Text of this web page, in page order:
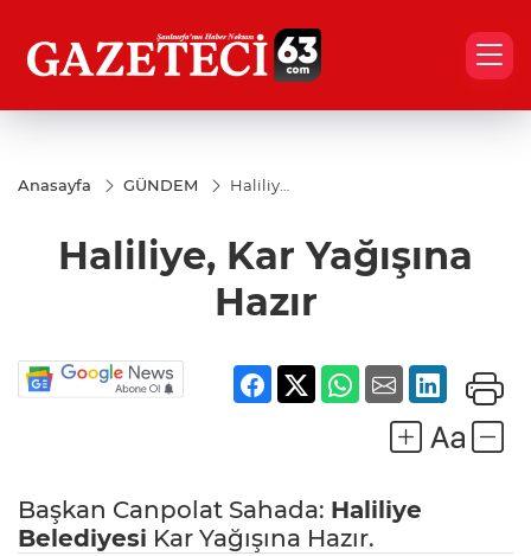
Anasayfa GÜNDEM
Haliliye,
Hazır
Haliliye, Kar Yağışına
Hazır
Başkan Canpolat Sahada: Haliliye
Belediyesi Kar Yağışına Hazır.